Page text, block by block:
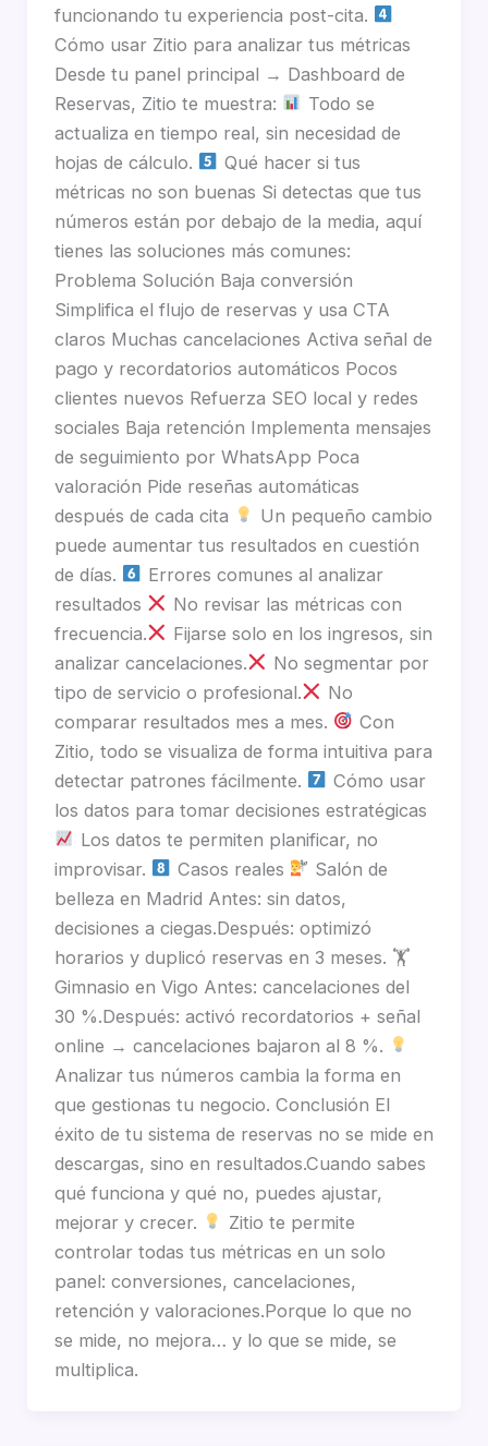
funcionando tu experiencia post-cita.
Cómo usar Zitio para analizar tus métricas
Desde tu panel principal → Dashboard de
Reservas, Zitio te muestra:
Todo se
actualiza en tiempo real, sin necesidad de
hojas de cálculo.
Qué hacer si tus
métricas no son buenas Si detectas que tus
números están por debajo de la media, aquí
tienes las soluciones más comunes:
Problema Solución Baja conversión
Simplifica el flujo de reservas y usa CTA
claros Muchas cancelaciones Activa señal de
pago y recordatorios automáticos Pocos
clientes nuevos Refuerza SEO local y redes
sociales Baja retención Implementa mensajes
de seguimiento por WhatsApp Poca
valoración Pide reseñas automáticas
después de cada cita
Un pequeño cambio
puede aumentar tus resultados en cuestión
de días.
Errores comunes al analizar
resultados
No revisar las métricas con
frecuencia.
Fijarse solo en los ingresos, sin
analizar cancelaciones.
No segmentar por
tipo de servicio o profesional.
No
comparar resultados mes a mes.
Con
Zitio, todo se visualiza de forma intuitiva para
detectar patrones fácilmente.
Cómo usar
los datos para tomar decisiones estratégicas
Los datos te permiten planificar, no
improvisar.
Casos reales
Salón de
belleza en Madrid Antes: sin datos,
decisiones a ciegas.Después: optimizó
horarios y duplicó reservas en 3 meses. 🏋
Gimnasio en Vigo Antes: cancelaciones del
30 %.Después: activó recordatorios + señal
online → cancelaciones bajaron al 8 %.
Analizar tus números cambia la forma en
que gestionas tu negocio. Conclusión El
éxito de tu sistema de reservas no se mide en
descargas, sino en resultados.Cuando sabes
qué funciona y qué no, puedes ajustar,
mejorar y crecer.
Zitio te permite
controlar todas tus métricas en un solo
panel: conversiones, cancelaciones,
retención y valoraciones.Porque lo que no
se mide, no mejora… y lo que se mide, se
multiplica.